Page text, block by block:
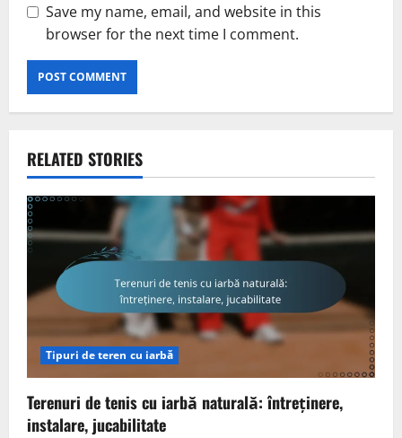
Save my name, email, and website in this
browser for the next time I comment.
RELATED STORIES
Tipuri de teren cu iarbă
Terenuri de tenis cu iarbă naturală: întreținere,
instalare, jucabilitate